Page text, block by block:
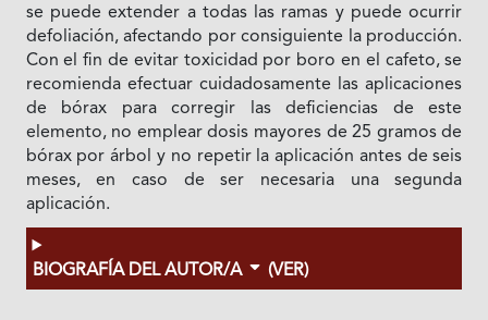
se puede extender a todas las ramas y puede ocurrir
defoliación, afectando por consiguiente la producción.
Con el fin de evitar toxicidad por boro en el cafeto, se
recomienda efectuar cuidadosamente las aplicaciones
de bórax para corregir las deficiencias de este
elemento, no emplear dosis mayores de 25 gramos de
bórax por árbol y no repetir la aplicación antes de seis
meses, en caso de ser necesaria una segunda
aplicación.
BIOGRAFÍA DEL AUTOR/A (VER)